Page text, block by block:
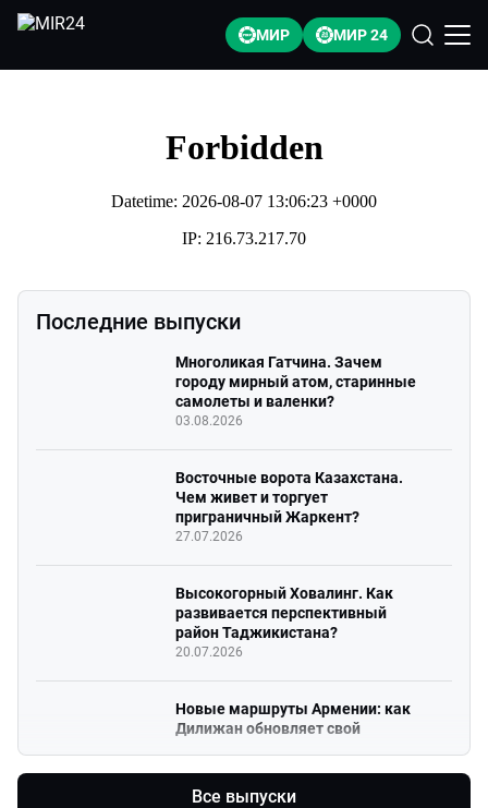
МИР МИР 24
Последние выпуски
Многоликая Гатчина. Зачем
городу мирный атом, старинные
самолеты и валенки?
03.08.2026
Восточные ворота Казахстана.
Чем живет и торгует
приграничный Жаркент?
27.07.2026
Высокогорный Ховалинг. Как
развивается перспективный
район Таджикистана?
20.07.2026
Новые маршруты Армении: как
Дилижан обновляет свой
Все выпуски